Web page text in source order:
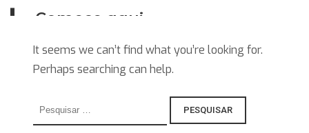
Comece aqui
Home
Stories
Explore
It seems we can’t find what you’re looking for.
Perhaps searching can help.
Pesquisar
por: